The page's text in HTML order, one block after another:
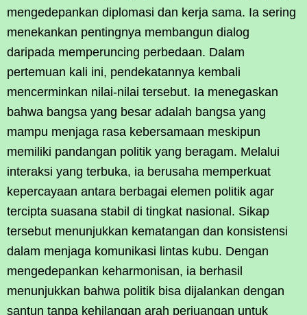
mengedepankan diplomasi dan kerja sama. Ia sering
menekankan pentingnya membangun dialog
daripada memperuncing perbedaan. Dalam
pertemuan kali ini, pendekatannya kembali
mencerminkan nilai-nilai tersebut. Ia menegaskan
bahwa bangsa yang besar adalah bangsa yang
mampu menjaga rasa kebersamaan meskipun
memiliki pandangan politik yang beragam. Melalui
interaksi yang terbuka, ia berusaha memperkuat
kepercayaan antara berbagai elemen politik agar
tercipta suasana stabil di tingkat nasional. Sikap
tersebut menunjukkan kematangan dan konsistensi
dalam menjaga komunikasi lintas kubu. Dengan
mengedepankan keharmonisan, ia berhasil
menunjukkan bahwa politik bisa dijalankan dengan
santun tanpa kehilangan arah perjuangan untuk